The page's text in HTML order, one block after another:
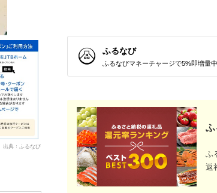
出典：ふるなび
ふるなび
ふるなびマネーチャージで5%即増量中
ふ
ふ
返